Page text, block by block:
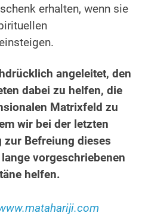
erhalten, wenn sie
angeleitet, den
dabei zu helfen, die
Matrixfeld zu
wir bei der letzten
zur Befreiung dieses
vorgeschriebenen
helfen.